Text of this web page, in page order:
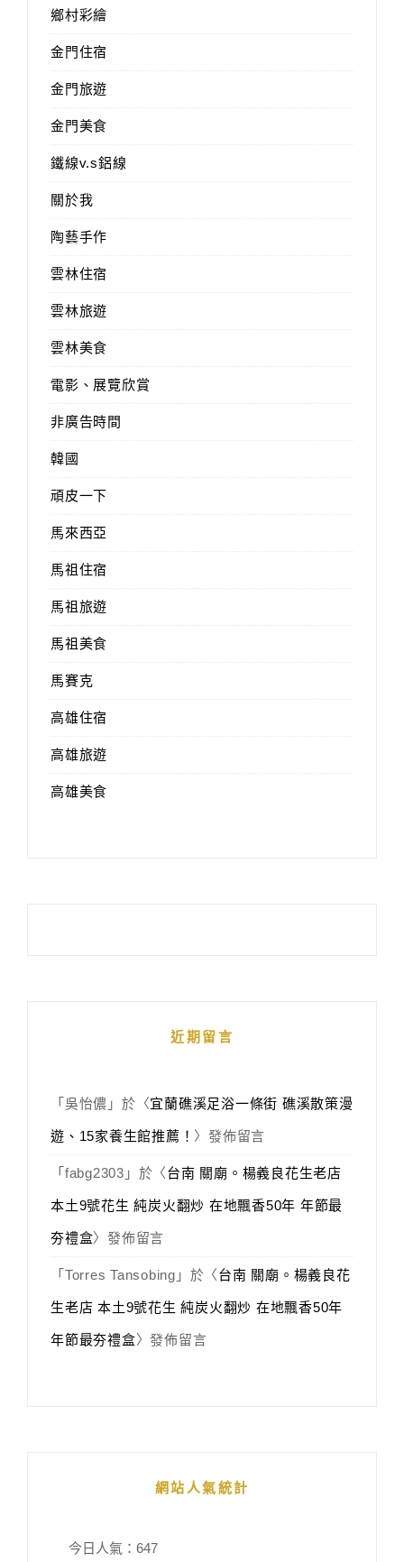
鄉村彩繪
金門住宿
金門旅遊
金門美食
鐵線v.s鋁線
關於我
陶藝手作
雲林住宿
雲林旅遊
雲林美食
電影、展覽欣賞
非廣告時間
韓國
頑皮一下
馬來西亞
馬祖住宿
馬祖旅遊
馬祖美食
馬賽克
高雄住宿
高雄旅遊
高雄美食
近期留言
「 吳怡儂 」於〈宜蘭礁溪足浴一條街 礁溪散策漫
遊、15家養生館推薦！ 〉發佈留言
「 fabg2303 」於〈台南 關廟。楊義良花生老店
本土9號花生 純炭火翻炒 在地飄香50年 年節最
夯禮盒〉發佈留言
「 Torres Tansobing 」於〈台南 關廟。楊義良花
生老店 本土9號花生 純炭火翻炒 在地飄香50年
年節最夯禮盒〉發佈留言
網站人氣統計
今日人氣： 647